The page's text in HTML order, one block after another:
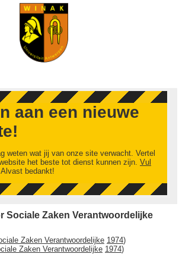
gaan
aan een nieuwe
weten wat jij van onze site verwacht. Vertel
het beste tot dienst kunnen zijn. Vul
Alvast bedankt!
Sociale Zaken Verantwoordelijke
Zaken Verantwoordelijke 1974)
Zaken Verantwoordelijke 1974)